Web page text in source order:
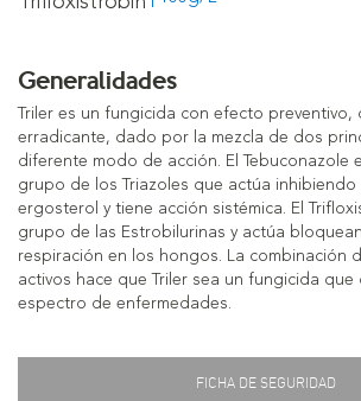
Generalidades
Triler es un fungicida con efecto preventivo,
erradicante, dado por la mezcla de dos
diferente modo de acción. El Tebuconazole
grupo de los Triazoles que actúa inhibiendo
ergosterol y tiene acción sistémica. El
grupo de las Estrobilurinas y actúa
respiración en los hongos. La combinación
activos hace que Triler sea un fungicida
espectro de enfermedades.
FICHA DE SEGURIDAD